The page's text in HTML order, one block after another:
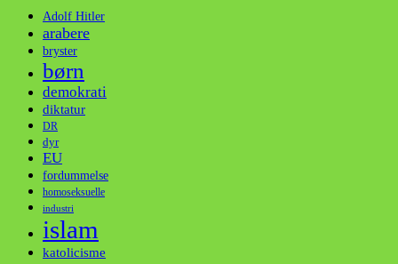
Adolf Hitler
arabere
bryster
børn
demokrati
diktatur
DR
dyr
EU
fordummelse
homoseksuelle
industri
islam
katolicisme